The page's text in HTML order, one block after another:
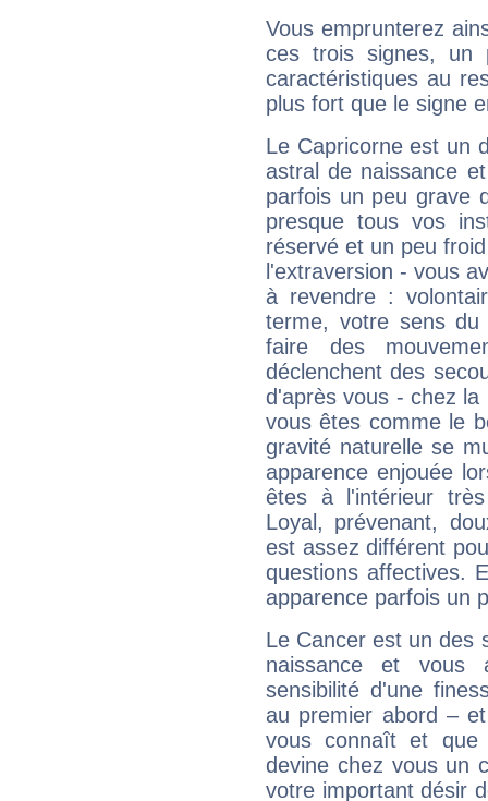
Vous emprunterez
ces trois signes, un
caractéristiques au
plus fort que le signe
Le Capricorne est un
astral de naissance
parfois un peu grave
presque tous vos
réservé et un peu
l'extraversion - vous
à revendre :
terme, votre sens
faire des
déclenchent des
d'après vous - chez
vous êtes comme le
gravité naturelle se
apparence enjouée
êtes à l'intérieur
Loyal, prévenant,
est assez différent
questions affectives.
apparence parfois un
Le Cancer est un des
naissance et vous
sensibilité d'une
au premier abord –
vous connaît et
devine chez vous un
votre important désir